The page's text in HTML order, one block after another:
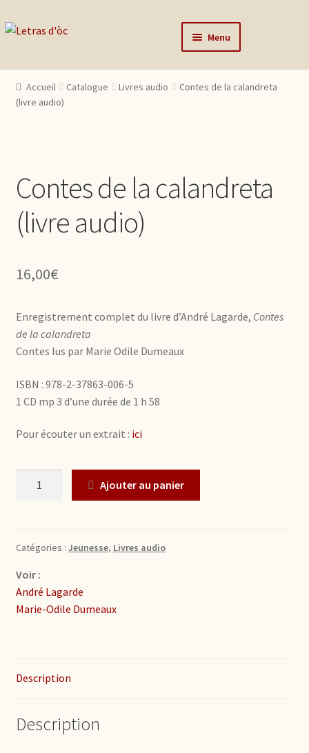
Aller à la navigation
Aller au contenu Menu
Catalogue
L’éditeur
Mon compte
Accueil Catalogue Livres audio
Contes de la calandreta
(livre audio)
Contes de la calandreta
(livre audio)
16,00€
Enregistrement complet du livre d’André Lagarde, Contes
de la calandreta
Contes lus par Marie Odile Dumeaux
ISBN : 978-2-37863-006-5
1 CD mp 3 d’une durée de 1 h 58
Pour écouter un extrait : ici
Quantité Ajouter au panier
Catégories : Jeunesse, Livres audio
Voir :
André Lagarde
Marie-Odile Dumeaux
Description
Description